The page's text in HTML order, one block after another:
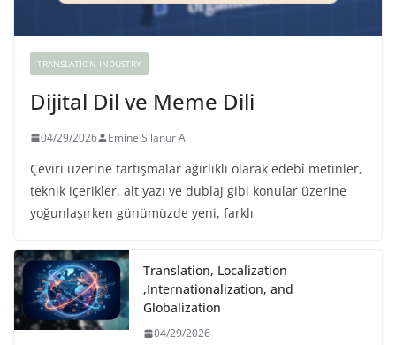
TRANSLATION INDUSTRY
Dijital Dil ve Meme Dili
04/29/2026 Emine Sılanur Al
Çeviri üzerine tartışmalar ağırlıklı olarak edebî metinler,
teknik içerikler, alt yazı ve dublaj gibi konular üzerine
yoğunlaşırken günümüzde yeni, farklı
Translation, Localization
,Internationalization, and
Globalization
04/29/2026